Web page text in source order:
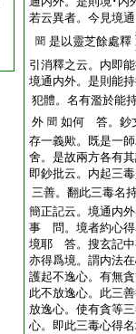
若云異者。今見境
聞 是以靈芝餘處釋
引消釋之云。内即
境通内外。是則能
犯體。名有濫於能
外 聞 如何 答。鈔
存一義歟。既是一
舍。是故兩方各有
即鈔批云。内起三
三善。翻此三毒名
簡正記云。境通内
事 問。境者約心得
境耶 答。搜玄記中
亦得爲境。謂内法
護起不逸心。有無
此不放逸心。此三
放逸心。使有貪等
心。即此三毒心得